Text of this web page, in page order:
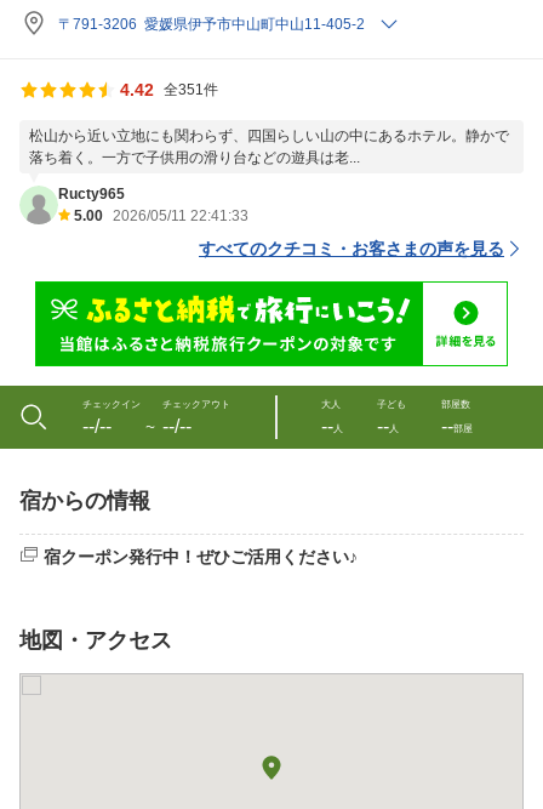
〒791-3206 愛媛県伊予市中山町中山11-405-2
4.42 全351件
松山から近い立地にも関わらず、四国らしい山の中にあるホテル。静かで
落ち着く。一方で子供用の滑り台などの遊具は老...
Ructy965
5.00 2026/05/11 22:41:33
すべてのクチコミ・お客さまの声を見る
チェックイン
--/-- 〜
チェックアウト
--/--
大人
--人
子ども
--人
部屋数
--部屋
宿からの情報
宿クーポン発行中！ぜひご活用ください♪
地図・アクセス